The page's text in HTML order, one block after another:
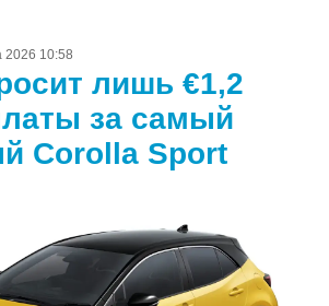
2026 10:58
лишь €1,2
за самый
Corolla Sport